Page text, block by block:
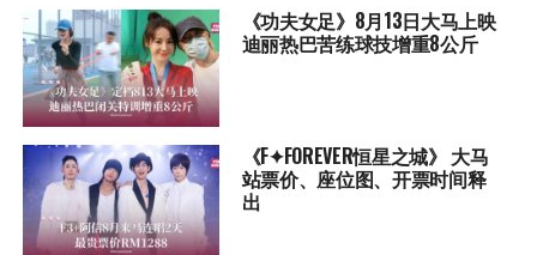
《功夫女足》8月13日大马上映
迪丽热巴苦练球技增重8公斤
《F✦FOREVER恒星之城》 大马
站票价、座位图、开票时间释
出